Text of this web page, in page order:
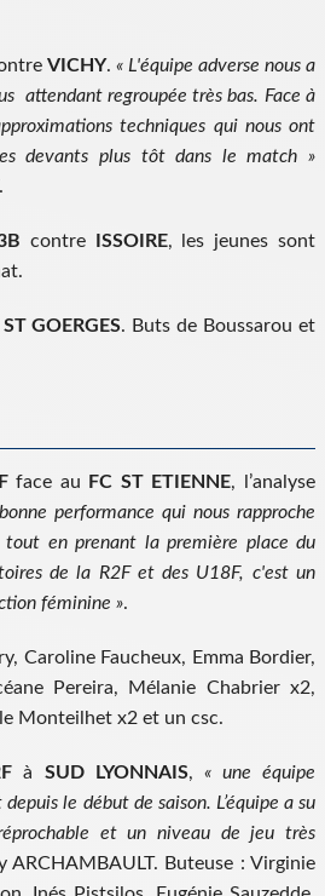
VICHY. « L'équipe adverse nous a
attendant regroupée très bas. Face à
techniques qui nous ont
devants plus tôt dans le match »
contre ISSOIRE, les jeunes sont
ST GOERGES. Buts de Boussarou et
face au FC ST ETIENNE, l’analyse
performance qui nous rapproche
tout en prenant la première place du
de la R2F et des U18F, c'est un
féminine ».
Caroline Faucheux, Emma Bordier,
Pereira, Mélanie Chabrier x2,
Monteilhet x2 et un csc.
à SUD LYONNAIS, « une équipe
le début de saison. L’équipe a su
et un niveau de jeu très
ARCHAMBAULT. Buteuse : Virginie